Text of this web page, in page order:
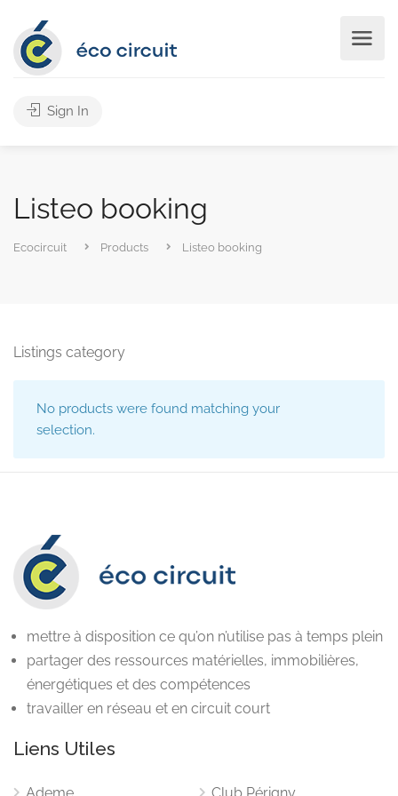
Sign In
Listeo booking
Ecocircuit Products Listeo booking
Listings category
No products were found matching your
selection.
mettre à disposition ce qu’on n’utilise pas à temps plein
partager des ressources matérielles, immobilières,
énergétiques et des compétences
travailler en réseau et en circuit court
Liens Utiles